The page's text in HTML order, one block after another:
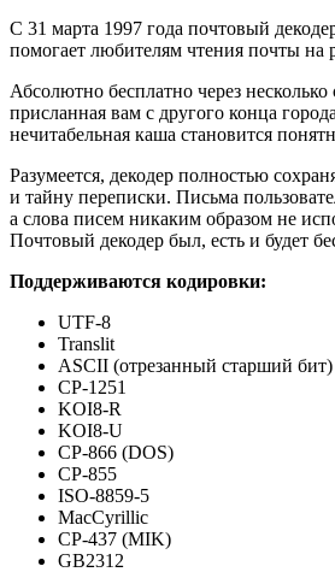
С 31 марта 1997 года почтовый
помогает любителям чтения почты на
Абсолютно бесплатно через несколько
присланная вам с другого конца
нечитабельная каша становится
Разумеется, декодер полностью
и тайну переписки. Письма
а слова писем никаким образом не
Почтовый декодер был, есть и будет
Поддерживаются кодировки:
UTF-8
Translit
ASCII (отрезанный старший бит)
CP-1251
KOI8-R
KOI8-U
CP-866 (DOS)
CP-855
ISO-8859-5
MacCyrillic
CP-437 (MIK)
GB2312